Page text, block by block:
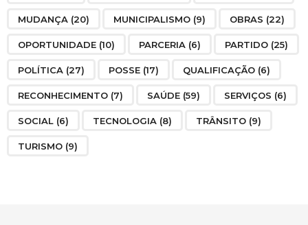
MUDANÇA (20) MUNICIPALISMO (9) OBRAS (22)
OPORTUNIDADE (10) PARCERIA (6) PARTIDO (25)
POLÍTICA (27) POSSE (17) QUALIFICAÇÃO (6)
RECONHECIMENTO (7) SAÚDE (59) SERVIÇOS (6)
SOCIAL (6) TECNOLOGIA (8) TRÂNSITO (9)
TURISMO (9)